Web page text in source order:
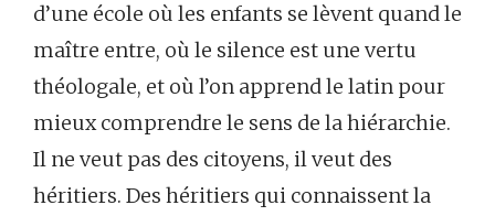
d’une école où les enfants se lèvent quand le
maître entre, où le silence est une vertu
théologale, et où l’on apprend le latin pour
mieux comprendre le sens de la hiérarchie.
Il ne veut pas des citoyens, il veut des
héritiers. Des héritiers qui connaissent la